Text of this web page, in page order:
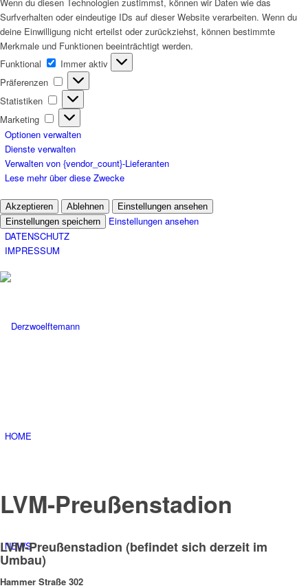
Surfverhalten oder eindeutige IDs auf dieser Website verarbeiten. Wenn du
deine Einwilligung nicht erteilst oder zurückziehst, können bestimmte
Merkmale und Funktionen beeinträchtigt werden.
Funktional
Funktional
Immer aktiv
Präferenzen
Präferenzen
Statistiken
Statistiken
Marketing
Marketing
Optionen verwalten
Dienste verwalten
Verwalten von {vendor_count}-Lieferanten
Lese mehr über diese Zwecke
Akzeptieren Ablehnen
Einstellungen ansehen
Einstellungen speichern
Einstellungen ansehen
DATENSCHUTZ
IMPRESSUM
HOME
NEWS
LVM-Preußenstadion
LVM-Preußenstadion (befindet sich derzeit im
Umbau)
Hammer Straße 302